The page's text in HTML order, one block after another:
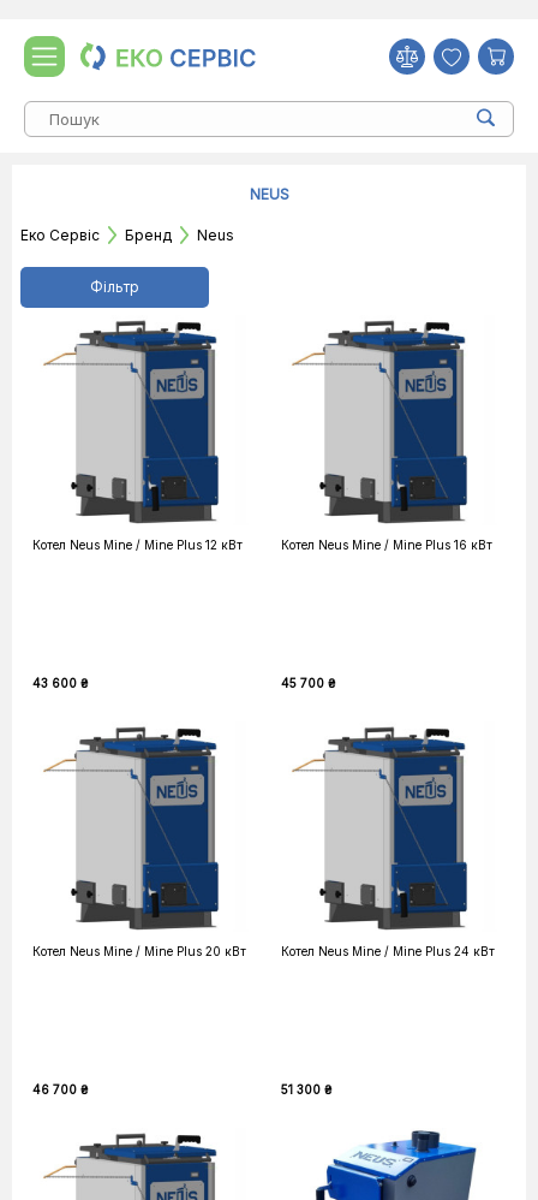
NEUS
Еко Сервіс Бренд Neus
Фільтр
Котел Neus Mine / Mine Plus 12 кВт
43 600 ₴
Котел Neus Mine / Mine Plus 16 кВт
45 700 ₴
Котел Neus Mine / Mine Plus 20 кВт
46 700 ₴
Котел Neus Mine / Mine Plus 24 кВт
51 300 ₴